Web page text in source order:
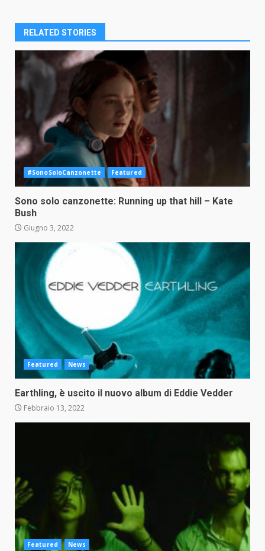
RELATED STORIES
#SonoSoloCanzonette Featured
Sono solo canzonette: Running up that hill – Kate
Bush
Giugno 3, 2022
Featured News
Earthling, è uscito il nuovo album di Eddie Vedder
Febbraio 13, 2022
Featured News